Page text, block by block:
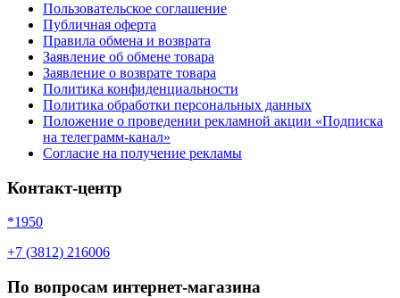
Пользовательское соглашение
Публичная оферта
Правила обмена и возврата
Заявление об обмене товара
Заявление о возврате товара
Политика конфиденциальности
Политика обработки персональных данных
Положение о проведении рекламной акции «Подписка
на телеграмм-канал»
Согласие на получение рекламы
Контакт-центр
*1950
+7 (3812) 216006
По вопросам интернет-магазина